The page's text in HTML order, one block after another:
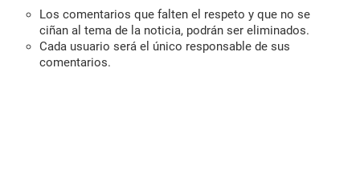
Los comentarios que falten el respeto y que no se
ciñan al tema de la noticia, podrán ser eliminados.
Cada usuario será el único responsable de sus
comentarios.